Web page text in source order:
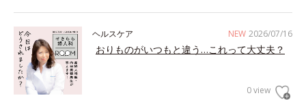
NEW 2026/07/16
ヘルスケア
おりものがいつもと違う…これって大丈夫？
0 view